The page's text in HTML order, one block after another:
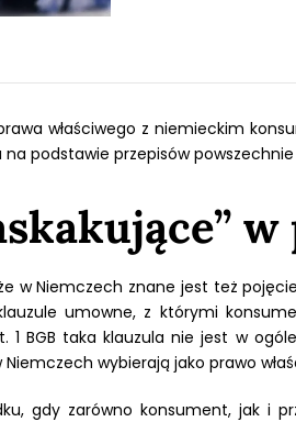
właściwego z niemieckim
podstawie przepisów
w Niemczech znane jest też
umowne, z którymi
1 BGB taka klauzula nie jest w
wybierają jako prawo
gdy zarówno konsument, jak i